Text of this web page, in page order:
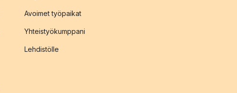
Avoimet työpaikat
Yhteistyökumppani
Lehdistölle